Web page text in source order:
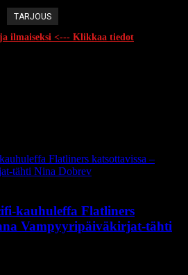
TARJOUS
ilmaiseksi <--- Klikkaa tiedot
kauhuleffa Flatliners
Vampyyripäiväkirjat-tähti